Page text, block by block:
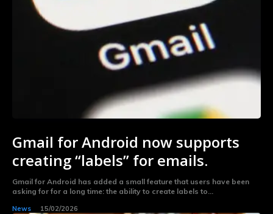
Gmail for Android now supports
creating “labels” for emails.
Gmail for Android has added a small feature that users have been
asking for for a long time: the ability to create labels to...
News 15/02/2026